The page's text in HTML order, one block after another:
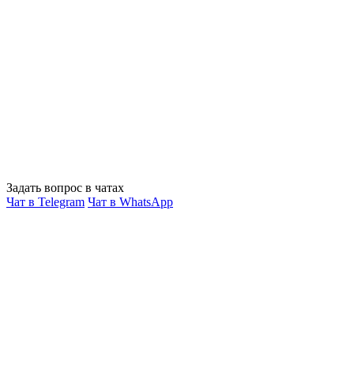
Задать вопрос в чатах
Чат в Telegram Чат в WhatsApp